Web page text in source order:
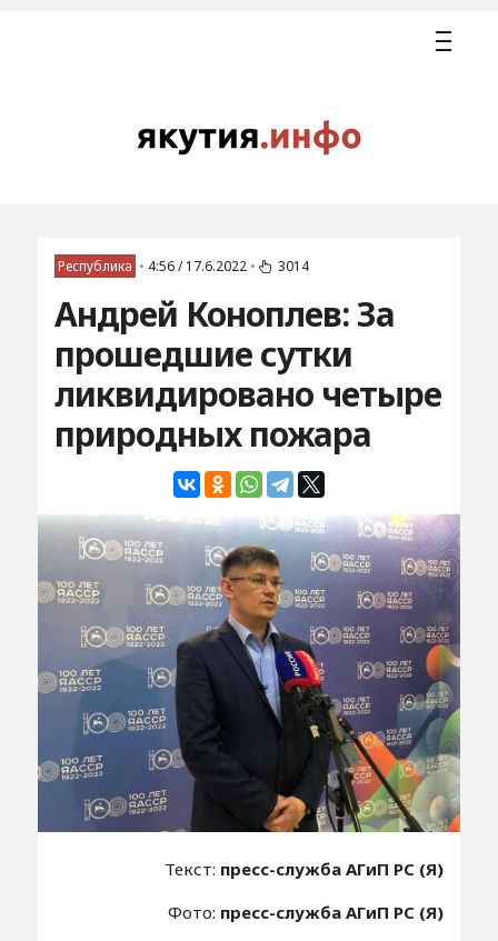
Республика • 4:56 / 17.6.2022 • 3014
Андрей Коноплев: За
прошедшие сутки
ликвидировано четыре
природных пожара
Текст: пресс-служба АГиП РС (Я)
Фото: пресс-служба АГиП РС (Я)